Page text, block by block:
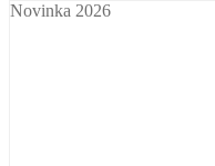
Novinka 2026